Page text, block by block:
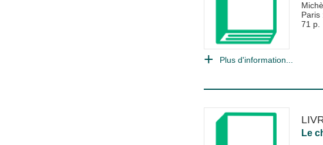
Paris
71 p.
Plus d'information...
Le